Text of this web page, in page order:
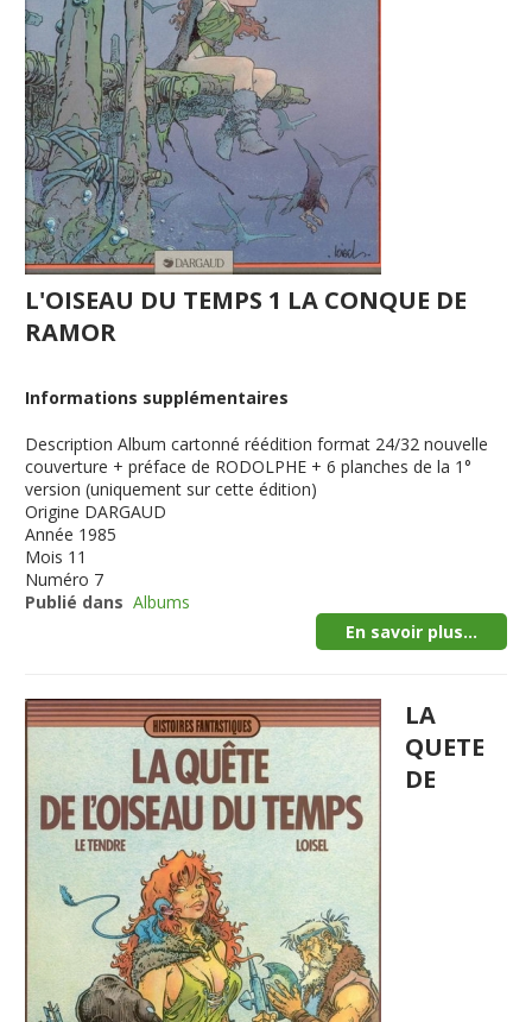
L'OISEAU DU TEMPS 1 LA CONQUE DE
RAMOR
Informations supplémentaires
Description Album cartonné réédition format 24/32 nouvelle
couverture + préface de RODOLPHE + 6 planches de la 1°
version (uniquement sur cette édition)
Origine DARGAUD
Année 1985
Mois 11
Numéro 7
Publié dans Albums
En savoir plus...
LA
QUETE
DE